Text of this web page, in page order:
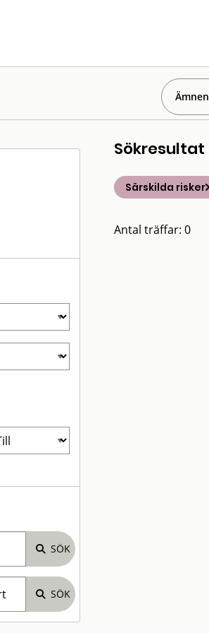
Ämnen
Sökresultat
Särskilda risker
Antal träffar: 0